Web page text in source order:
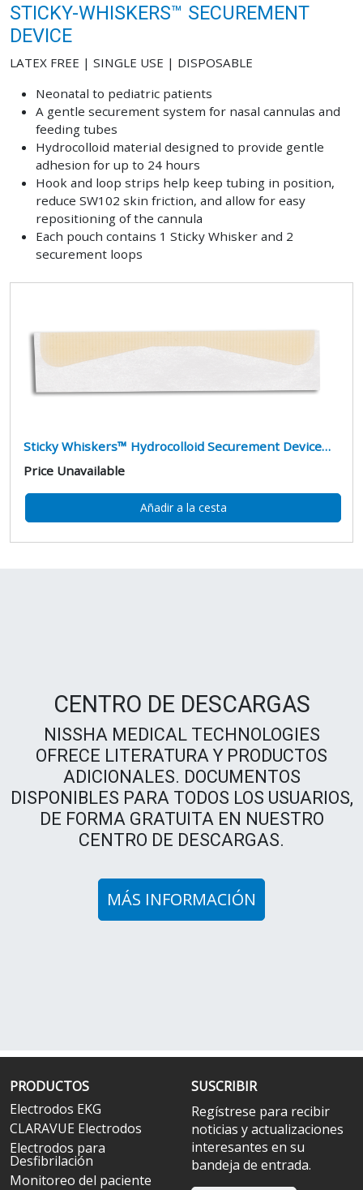
STICKY-WHISKERS™ SECUREMENT
DEVICE
LATEX FREE | SINGLE USE | DISPOSABLE
Neonatal to pediatric patients
A gentle securement system for nasal cannulas and
feeding tubes
Hydrocolloid material designed to provide gentle
adhesion for up to 24 hours
Hook and loop strips help keep tubing in position,
reduce SW102 skin friction, and allow for easy
repositioning of the cannula
Each pouch contains 1 Sticky Whisker and 2
securement loops
Sticky Whiskers™ Hydrocolloid Securement Device…
Price Unavailable
Añadir a la cesta
CENTRO DE DESCARGAS
NISSHA MEDICAL TECHNOLOGIES
OFRECE LITERATURA Y PRODUCTOS
ADICIONALES. DOCUMENTOS
DISPONIBLES PARA TODOS LOS USUARIOS,
DE FORMA GRATUITA EN NUESTRO
CENTRO DE DESCARGAS.
MÁS INFORMACIÓN
PRODUCTOS
Electrodos EKG
CLARAVUE Electrodos
Electrodos para
Desfibrilación
Monitoreo del paciente
SUSCRIBIR
Regístrese para recibir
noticias y actualizaciones
interesantes en su
bandeja de entrada.